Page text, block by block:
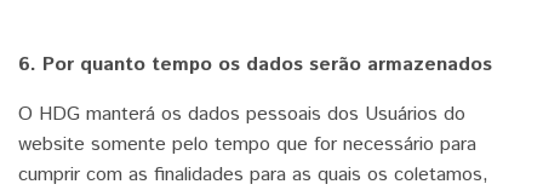
6. Por quanto tempo os dados serão armazenados
O HDG manterá os dados pessoais dos Usuários do
website somente pelo tempo que for necessário para
cumprir com as finalidades para as quais os coletamos,